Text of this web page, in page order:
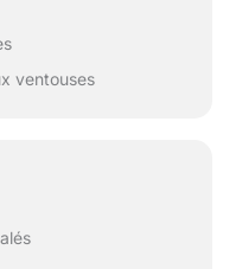
ventouses